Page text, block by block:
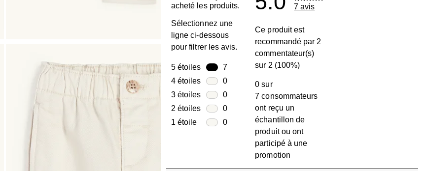
acheté les produits.
Sélectionnez une
ligne ci-dessous
pour filtrer les avis.
5 étoiles étoiles7
7 avis avec 5 étoiles.
4 étoiles étoiles0
0 avis avec 4 étoiles.
3 étoiles étoiles0
0 avis avec 3 étoiles.
2 étoiles étoiles0
0 avis avec 2 étoiles.
1 étoile étoiles 0
0 avis avec 1 étoile.
7 avis
Ce produit est
recommandé par 2
commentateur(s)
sur 2 (100%)
0 sur
7 consommateurs
ont reçu un
échantillon de
produit ou ont
participé à une
promotion